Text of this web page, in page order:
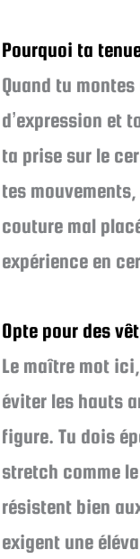
Pourquoi ta
Quand tu
d’expression et
ta prise sur le
tes
couture mal
expérience en
Opte pour des
Le maître mot
éviter les hauts
figure. Tu dois
stretch comme
résistent bien
exigent une